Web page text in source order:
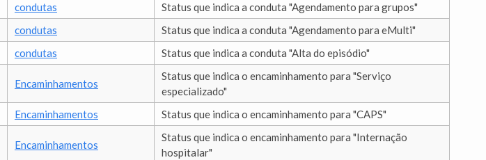
condutas
Status que indica a conduta "Agendamento para grupos"
condutas
Status que indica a conduta "Agendamento para eMulti"
condutas Status que indica a conduta "Alta do episódio"
Encaminhamentos
Status que indica o encaminhamento para "Serviço
especializado"
Encaminhamentos Status que indica o encaminhamento para "CAPS"
Encaminhamentos
Status que indica o encaminhamento para "Internação
hospitalar"